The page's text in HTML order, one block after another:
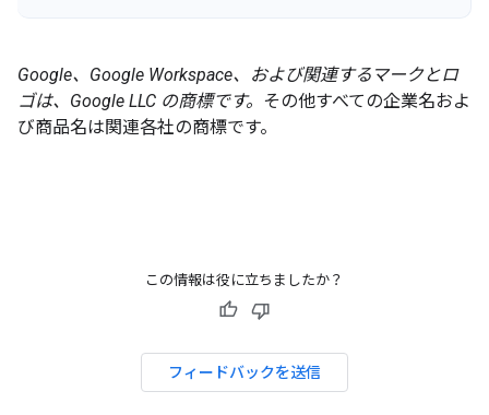
Google、Google Workspace、および関連するマークとロ
ゴは、Google LLC の商標です。 その他すべての企業名およ
び商品名は関連各社の商標です。
この情報は役に立ちましたか？
フィードバックを送信